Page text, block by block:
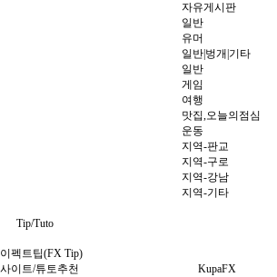
자유게시판
일반
유머
일반|벙개|기타
일반
게임
여행
맛집,오늘의점심
운동
지역-판교
지역-구로
지역-강남
지역-기타
Tip/Tuto
이펙트팁(FX Tip)
사이트/튜토추천
KupaFX